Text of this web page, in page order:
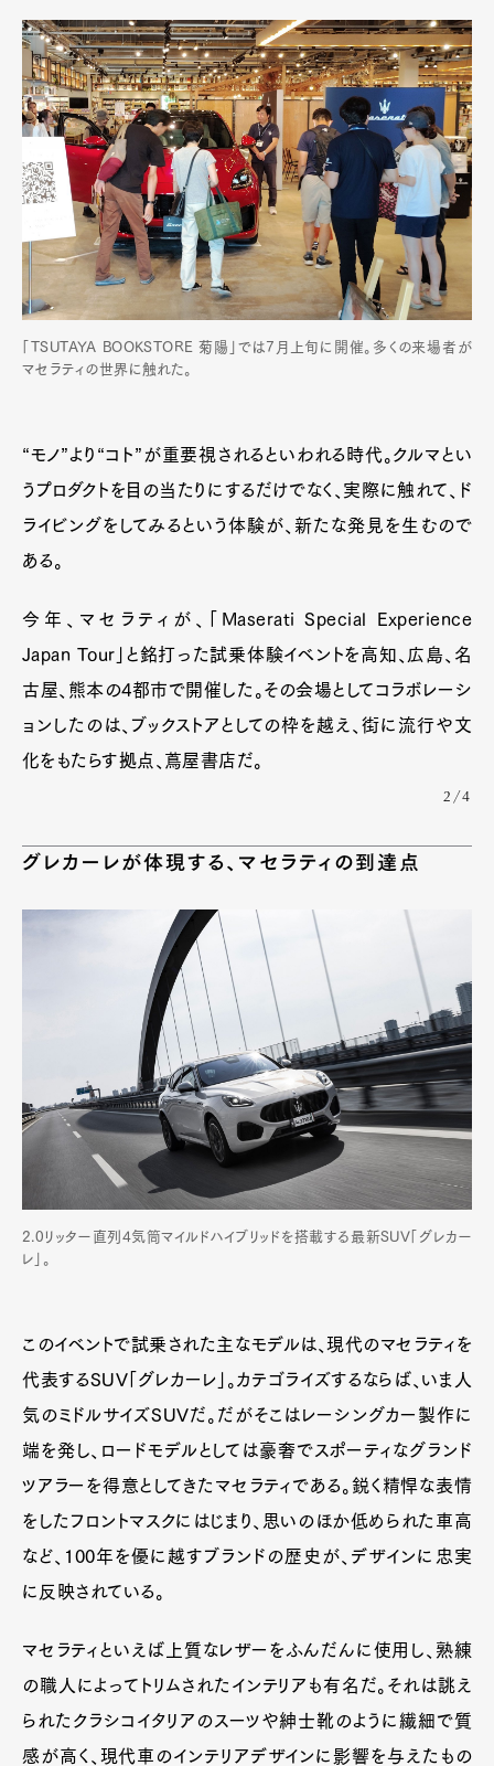
Art&DesignWatchFashion
Gourmet Cars
ProductCultureLifestyle
Pen Membership
Magazine
Official Columnist
About
Contact
Pen Meet
Pen international Pen tw
「TSUTAYA BOOKSTORE 菊陽」では7月上旬に開催。多くの来場者が
マセラティの世界に触れた。
“モノ”より“コト”が重要視されるといわれる時代。クルマとい
うプロダクトを目の当たりにするだけでなく、実際に触れて、ド
ライビングをしてみるという体験が、新たな発見を生むので
ある。
今年、マセラティが、「Maserati Special Experience
Japan Tour」と銘打った試乗体験イベントを高知、広島、名
古屋、熊本の4都市で開催した。その会場としてコラボレーシ
ョンしたのは、ブックストアとしての枠を越え、街に流行や文
化をもたらす拠点、蔦屋書店だ。
2/4
グレカーレが体現する、マセラティの到達点
2.0リッター直列4気筒マイルドハイブリッドを搭載する最新SUV「グレカー
レ」。
このイベントで試乗された主なモデルは、現代のマセラティを
代表するSUV「グレカーレ」。カテゴライズするならば、いま人
気のミドルサイズSUVだ。だがそこはレーシングカー製作に
端を発し、ロードモデルとしては豪奢でスポーティなグランド
ツアラーを得意としてきたマセラティである。鋭く精悍な表情
をしたフロントマスクにはじまり、思いのほか低められた車高
など、100年を優に越すブランドの歴史が、デザインに忠実
に反映されている。
マセラティといえば上質なレザーをふんだんに使用し、熟練
の職人によってトリムされたインテリアも有名だ。それは誂え
られたクラシコイタリアのスーツや紳士靴のように繊細で質
感が高く、現代車のインテリアデザインに影響を与えたもの